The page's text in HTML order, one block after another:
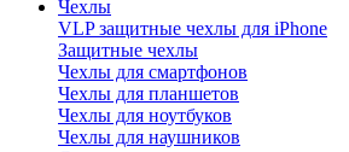
Чехлы
VLP защитные чехлы для iPhone
Защитные чехлы
Чехлы для смартфонов
Чехлы для планшетов
Чехлы для ноутбуков
Чехлы для наушников